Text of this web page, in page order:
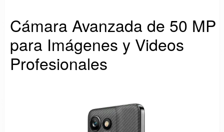
Cámara Avanzada de 50 MP
para Imágenes y Videos
Profesionales